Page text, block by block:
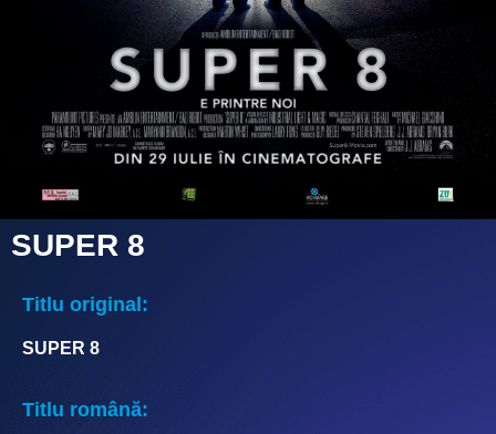
SUPER 8
Titlu original:
SUPER 8
Titlu română: